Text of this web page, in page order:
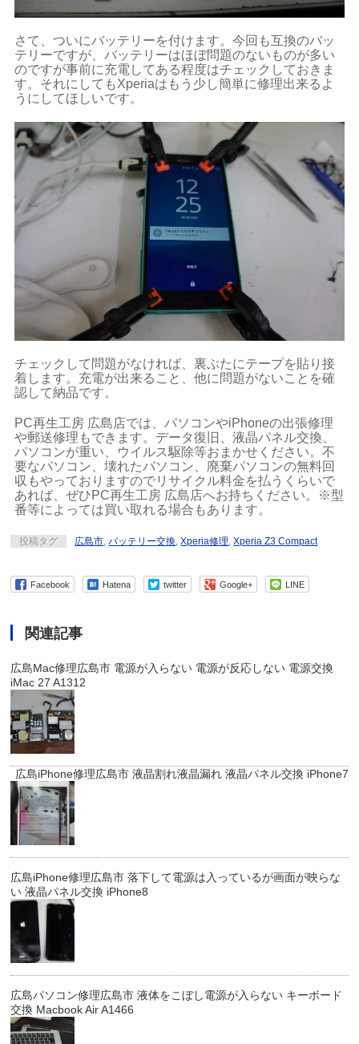
さて、ついにバッテリーを付けます。今回も互換のバッ
テリーですが、バッテリーはほぼ問題のないものが多い
のですが事前に充電してある程度はチェックしておきま
す。それにしてもXperiaはもう少し簡単に修理出来るよ
うにしてほしいです。
チェックして問題がなければ、裏ぶたにテープを貼り接
着します。充電が出来ること、他に問題がないことを確
認して納品です。
PC再生工房 広島店では、パソコンやiPhoneの出張修理
や郵送修理もできます。データ復旧、液晶パネル交換、
パソコンが重い、ウイルス駆除等おまかせください。不
要なパソコン、壊れたパソコン、廃棄パソコンの無料回
収もやっておりますのでリサイクル料金を払うくらいで
あれば、ぜひPC再生工房 広島店へお持ちください。※型
番等によっては買い取れる場合もあります。
投稿タグ 広島市 ,バッテリー交換 ,Xperia修理 ,Xperia Z3 Compact
Facebook Hatena twitter Google+ LINE
関連記事
広島Mac修理広島市 電源が入らない 電源が反応しない 電源交換
iMac 27 A1312
広島iPhone修理広島市 液晶割れ液晶漏れ 液晶パネル交換 iPhone7
広島iPhone修理広島市 落下して電源は入っているが画面が映らな
い 液晶パネル交換 iPhone8
広島パソコン修理広島市 液体をこぼし電源が入らない キーボード
交換 Macbook Air A1466